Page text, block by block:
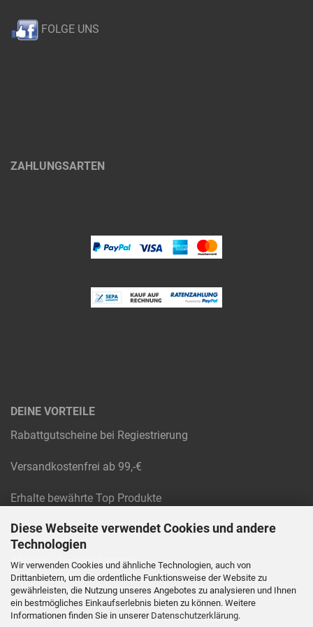
Diese Webseite verwendet Cookies und andere
Technologien
Wir verwenden Cookies und ähnliche Technologien, auch von
Drittanbietern, um die ordentliche Funktionsweise der Website zu
gewährleisten, die Nutzung unseres Angebotes zu analysieren und Ihnen
ein bestmögliches Einkaufserlebnis bieten zu können. Weitere
Informationen finden Sie in unserer Datenschutzerklärung.
FOLGE UNS
ZAHLUNGSARTEN
DEINE VORTEILE
Rabattgutscheine bei Regiestrierung
Versandkostenfrei ab 99,-€
Erhalte bewährte Top Produkte
Raten und Rechnungskauf
Absolute Technik-Experten
Werkstatt Service